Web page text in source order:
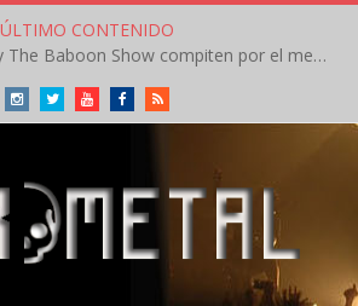
ÚLTIMO CONTENIDO
Crónica: In Flames y The Baboon Show compiten por el mejor concierto del día en el Leyendas del Rock – Viernes – Agosto 2026
InstagramTwitterYoutubeFacebookRSS